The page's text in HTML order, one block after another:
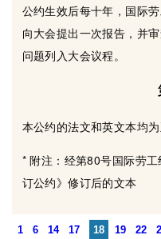
公约生效后每十年，国际
向大会提出一次报告，并
问题列入大会议程。
本公约的法文和英文本均为
* 附注：经第80号国际劳
订公约》修订后的文本
1 6 14 17 18 19 22